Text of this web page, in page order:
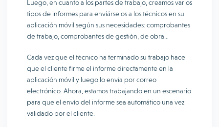
Luego, en cuanto a los partes de trabajo, creamos varios
tipos de informes para enviárselos a los técnicos en su
aplicación móvil según sus necesidades: comprobantes
de trabajo, comprobantes de gestión, de obra…
Cada vez que el técnico ha terminado su trabajo hace
que el cliente firme el informe directamente en la
aplicación móvil y luego lo envía por correo
electrónico. Ahora, estamos trabajando en un escenario
para que el envío del informe sea automático una vez
validado por el cliente.